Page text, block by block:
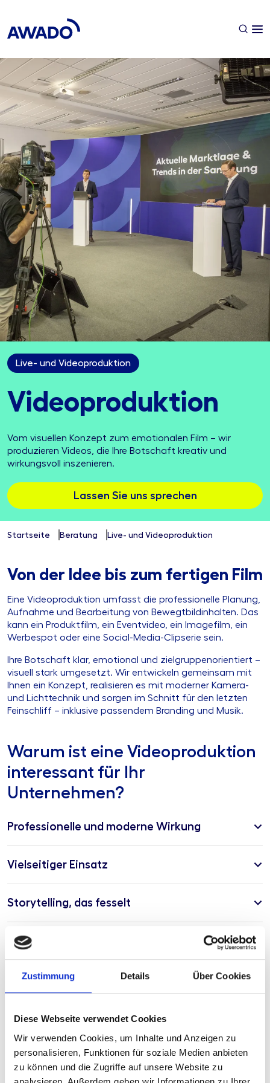
Zustimmung Details Über Cookies
Diese Webseite verwendet Cookies
Wir verwenden Cookies, um Inhalte und Anzeigen zu
personalisieren, Funktionen für soziale Medien anbieten
zu können und die Zugriffe auf unsere Website zu
Live- und Videoproduktion
Video­produktion
Vom visuellen Konzept zum emotionalen Film – wir
produzieren Videos, die Ihre Botschaft kreativ und
wirkungsvoll inszenieren.
Lassen Sie uns sprechen
Startseite Beratung Live- und Videoproduktion
Von der Idee bis zum fertigen Film
Eine Videoproduktion umfasst die professionelle Planung,
Aufnahme und Bearbeitung von Bewegtbildinhalten. Das
kann ein Produktfilm, ein Eventvideo, ein Imagefilm, ein
Werbespot oder eine Social-Media-Clipserie sein.
Ihre Botschaft klar, emotional und zielgruppenorientiert –
visuell stark umgesetzt. Wir entwickeln gemeinsam mit
Ihnen ein Konzept, realisieren es mit moderner Kamera-
und Lichttechnik und sorgen im Schnitt für den letzten
Feinschliff – inklusive passendem Branding und Musik.
Warum ist eine Videoproduktion
interessant für Ihr
Unternehmen?
Professionelle und moderne Wirkung
Vielseitiger Einsatz
Storytelling, das fesselt
Maßgeschneiderte Formate
Nachhaltiger und effizienter Content
Ihre Vorteile
Ein professionell produziertes Video steigert die
Sichtbarkeit Ihrer Marke, weckt Emotionen und bleibt im